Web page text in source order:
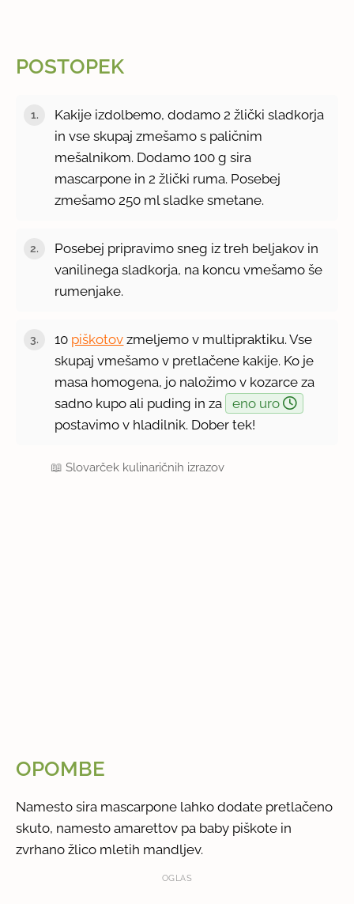
POSTOPEK
Kakije izdolbemo, dodamo 2 žlički sladkorja
in vse skupaj zmešamo s paličnim
mešalnikom. Dodamo 100 g sira
mascarpone in 2 žlički ruma. Posebej
zmešamo 250 ml sladke smetane.
Posebej pripravimo sneg iz treh beljakov in
vanilinega sladkorja, na koncu vmešamo še
rumenjake.
10 piškotov zmeljemo v multipraktiku. Vse
skupaj vmešamo v pretlačene kakije. Ko je
masa homogena, jo naložimo v kozarce za
sadno kupo ali puding in za
eno uro
postavimo v hladilnik. Dober tek!
📖Slovarček kulinaričnih izrazov
OPOMBE
Namesto sira mascarpone lahko dodate pretlačeno
skuto, namesto amarettov pa baby piškote in
zvrhano žlico mletih mandljev.
OGLAS